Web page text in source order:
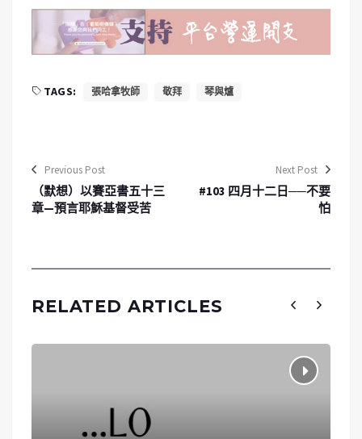
TAGS: 張哈拿牧師 敬拜 琴與爐
Previous Post
（默想）以賽亞書五十三
章—預言耶穌基督受苦
Next Post
#103 四月十二日──不要
怕
RELATED ARTICLES